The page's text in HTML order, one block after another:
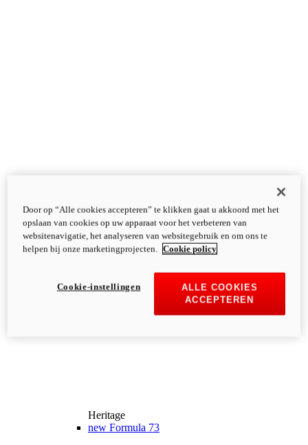
Heritage
new Formula 73
Door op “Alle cookies accepteren” te klikken gaat u akkoord met het
opslaan van cookies op uw apparaat voor het verbeteren van
websitenavigatie, het analyseren van websitegebruik en om ons te
helpen bij onze marketingprojecten.
Cookie policy
ALLE COOKIES
ACCEPTEREN
Cookie-instellingen